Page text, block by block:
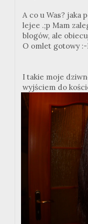
A co u Was? jaka
lejee .;p Mam
blogów, ale
O omlet gotowy
I takie moje
wyjściem do